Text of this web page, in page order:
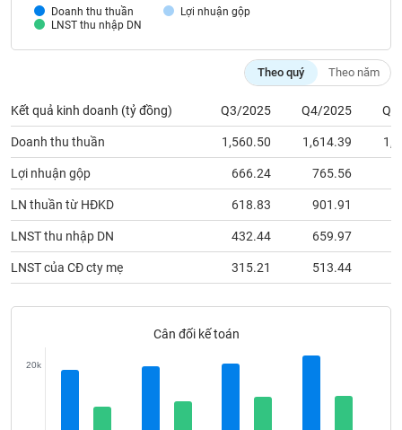
Doanh thu thuần
Lợi nhuận gộp
LNST thu nhập DN
Theo quý Theo năm
Kết quả kinh doanh (tỷ đồng) Q3/2025 Q4/2025
Doanh thu thuần 1,560.50 1,614.39
Lợi nhuận gộp 666.24 765.56
LN thuần từ HĐKD 618.83 901.91
LNST thu nhập DN 432.44 659.97
LNST của CĐ cty mẹ 315.21 513.44
Cân đối kế toán
20k
phân
tích
ngữ
(-)
Dịch
vụ
(-)
Đào
tạo
Sách